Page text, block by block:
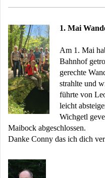
1. Mai
Am 1. Mai
Bahnhof
gerechte
strahlte und
führte von
leicht
Wichgetl
Maibock abgeschlossen.
Danke Conny das ich dich